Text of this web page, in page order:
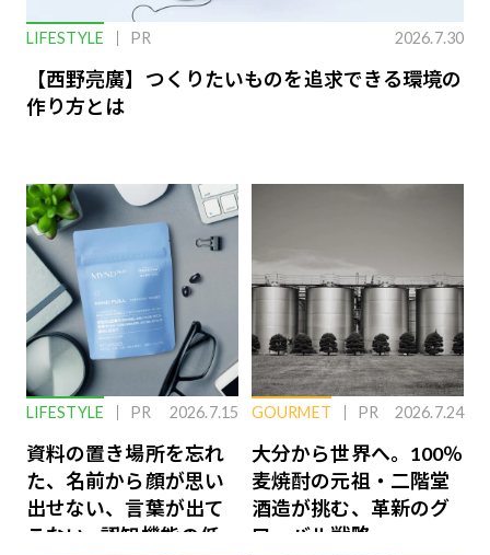
LIFESTYLE PR 2026.7.30
【西野亮廣】つくりたいものを追求できる環境の
作り方とは
LIFESTYLE PR 2026.7.15
資料の置き場所を忘れ
た、名前から顔が思い
出せない、言葉が出て
こない…認知機能の低
GOURMET PR 2026.7.24
大分から世界へ。100％
麦焼酎の元祖・二階堂
酒造が挑む、革新のグ
ローバル戦略